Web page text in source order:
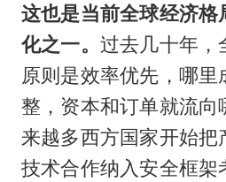
这也是当前全球经济格
化之一。 过去几十年，
原则是效率优先，哪
整，资本和订单就流向
来越多西方国家开始把
技术合作纳入安全框架